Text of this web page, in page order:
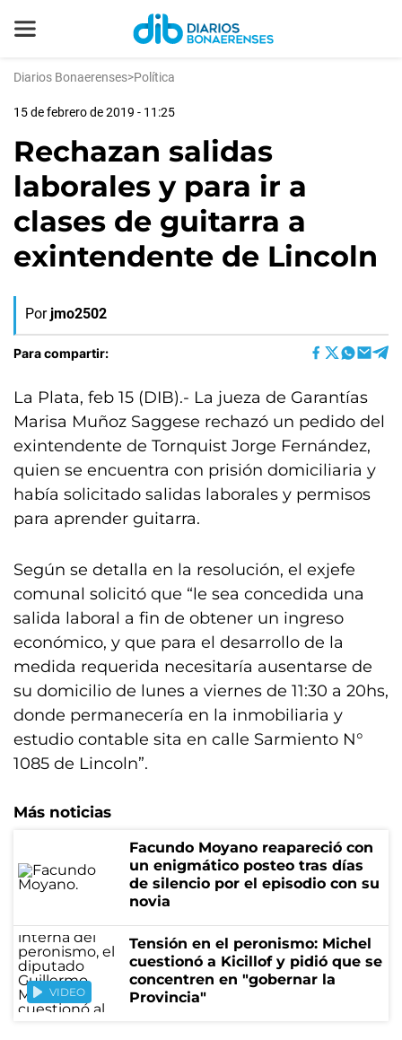
Diarios Bonaerenses>Política
15 de febrero de 2019 - 11:25
Rechazan salidas
laborales y para ir a
clases de guitarra a
exintendente de Lincoln
Por jmo2502
Para compartir:
La Plata, feb 15 (DIB).- La jueza de Garantías
Marisa Muñoz Saggese rechazó un pedido del
exintendente de Tornquist Jorge Fernández,
quien se encuentra con prisión domiciliaria y
había solicitado salidas laborales y permisos
para aprender guitarra.
Según se detalla en la resolución, el exjefe
comunal solicitó que “le sea concedida una
salida laboral a fin de obtener un ingreso
económico, y que para el desarrollo de la
medida requerida necesitaría ausentarse de
su domicilio de lunes a viernes de 11:30 a 20hs,
donde permanecería en la inmobiliaria y
estudio contable sita en calle Sarmiento N°
1085 de Lincoln”.
Más noticias
Facundo Moyano reapareció con
un enigmático posteo tras días
de silencio por el episodio con su
novia
VIDEO
Tensión en el peronismo: Michel
cuestionó a Kicillof y pidió que se
concentren en "gobernar la
Provincia"